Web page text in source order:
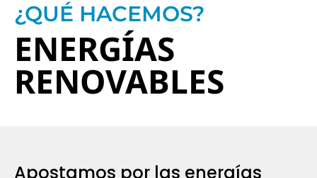
¿QUÉ HACEMOS?
ENERGÍAS
RENOVABLES
Apostamos por las energías